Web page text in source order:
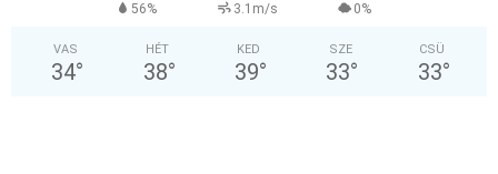
56% 3.1m/s 0%
VAS
34°
HÉT
38°
KED
39°
SZE
33°
CSÜ
33°